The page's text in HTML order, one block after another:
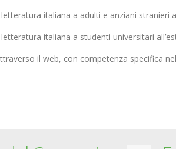
italiana a adulti e anziani stranieri
italiana a studenti universitari
il web, con competenza specifica